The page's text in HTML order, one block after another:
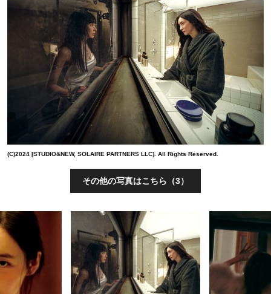
(C)2024 [STUDIO&NEW, SOLAIRE PARTNERS LLC]. All Rights Reserved.
その他の写真はこちら（3）